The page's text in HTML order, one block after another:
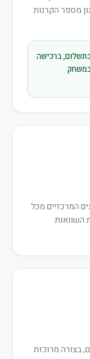
מספר הקרנות
ברכישה
במשחק
המרכזיים מכל
השוואות
בצורה מרוכזת